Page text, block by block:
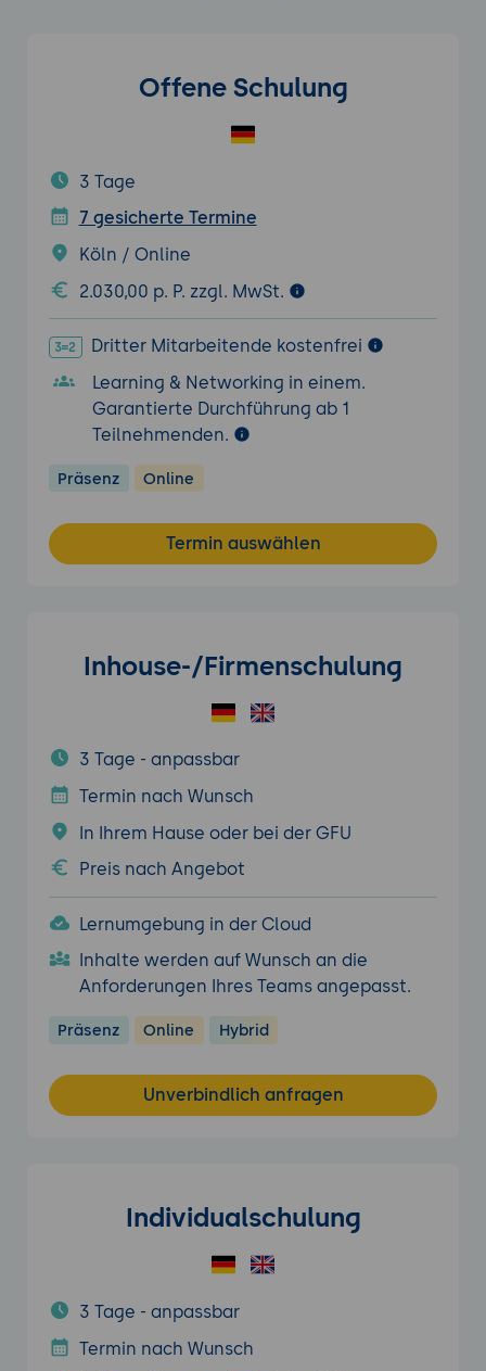
Offene Schulung
3 Tage
7 gesicherte Termine
Köln / Online
2.030,00 p. P. zzgl. MwSt.
Dritter Mitarbeitende kostenfrei
Learning & Networking in einem.
Garantierte Durchführung ab 1
Teilnehmenden.
Präsenz Online
Termin auswählen
Inhouse-/Firmenschulung
3 Tage - anpassbar
Termin nach Wunsch
In Ihrem Hause oder bei der GFU
Preis nach Angebot
Lernumgebung in der Cloud
Inhalte werden auf Wunsch an die
Anforderungen Ihres Teams angepasst.
Präsenz Online Hybrid
Unverbindlich anfragen
Individualschulung
3 Tage - anpassbar
Termin nach Wunsch